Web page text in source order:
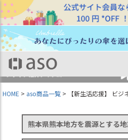
HOME aso商品一覧 【新生活応援】 ビ
熊本県熊本地方を震源とする